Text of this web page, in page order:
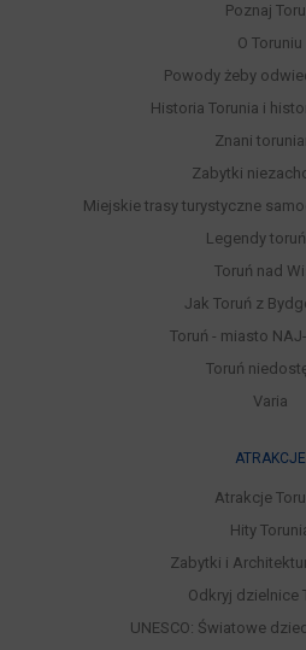
Poznaj
O Toruniu
Powody żeby
Historia Torunia i
Znani
Zabytki
Miejskie trasy turystyczne
Legendy
Toruń nad
Jak Toruń z
Toruń - miasto
Toruń
Varia
ATRAKCJE
Atrakcje
Hity
Zabytki i
Odkryj dzielnice
UNESCO: Światowe